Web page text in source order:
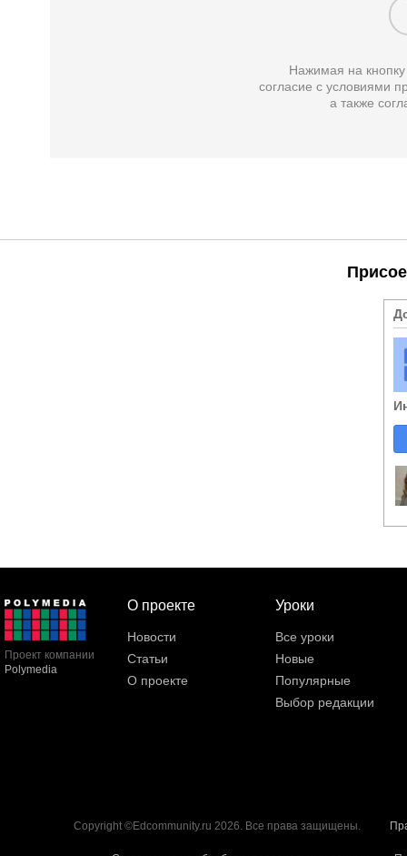
Нажимая на кнопку
согласие с условиями
а также
Проект компании
Polymedia
О проекте
Новости
Статьи
О проекте
Уроки
Все уроки
Новые
Популярные
Выбор редакции
Copyright ©Edcommunity.ru 2026. Все права защищены.